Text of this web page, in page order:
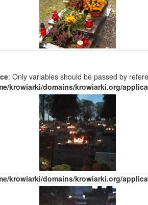
: Only variables should be passed by
krowiarki/domains/krowiarki.org/
krowiarki/domains/krowiarki.org/